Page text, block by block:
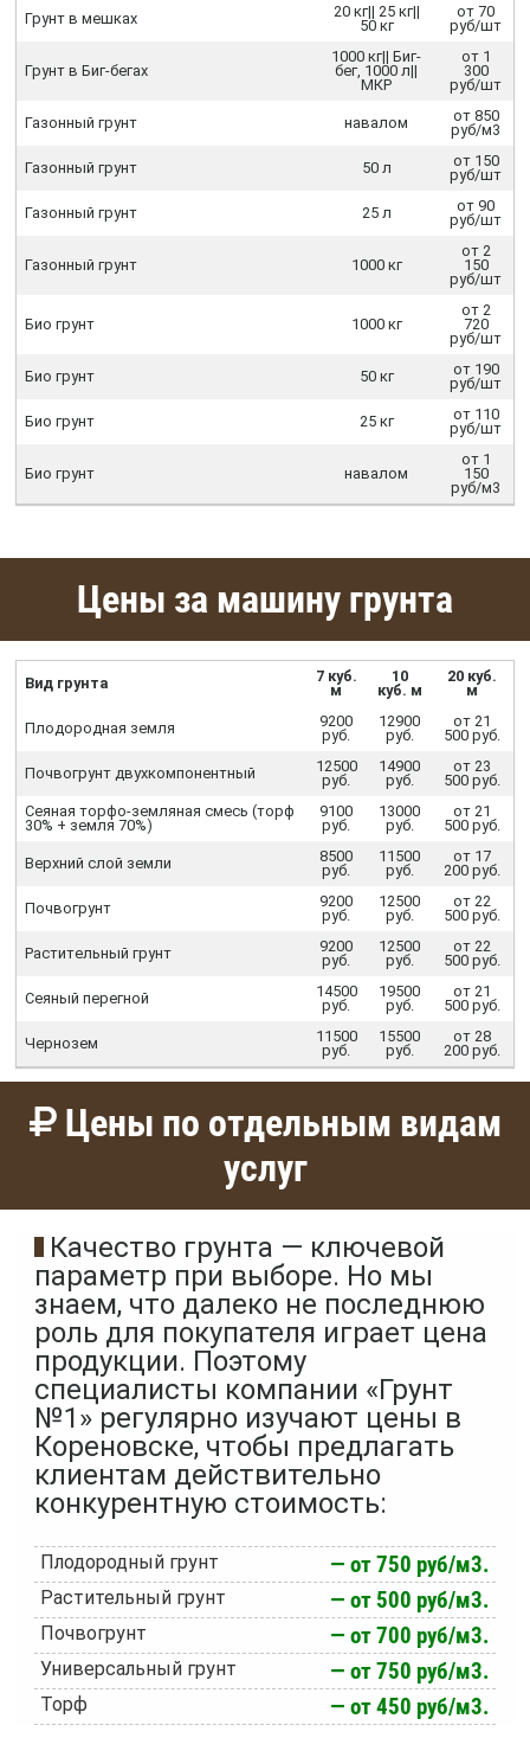
Грунт в мешках
20 кг|| 25 кг||
50 кг
от 70
руб/шт
Грунт в Биг-бегах
1000 кг|| Биг-
бег, 1000 л||
МКР
от 1
300
руб/шт
Газонный грунт навалом
от 850
руб/м3
Газонный грунт 50 л
от 150
руб/шт
Газонный грунт 25 л
от 90
руб/шт
Газонный грунт 1000 кг
от 2
150
руб/шт
Био грунт 1000 кг
от 2
720
руб/шт
Био грунт 50 кг
от 190
руб/шт
Био грунт 25 кг
от 110
руб/шт
Био грунт навалом
от 1
150
руб/м3
Цены за машину грунта
Вид грунта
7 куб.
м
10
куб. м
20 куб.
м
Плодородная земля
9200
руб.
12900
руб.
от 21
500 руб.
Почвогрунт двухкомпонентный
12500
руб.
14900
руб.
от 23
500 руб.
Сеяная торфо-земляная смесь (торф
30% + земля 70%)
9100
руб.
13000
руб.
от 21
500 руб.
Верхний слой земли
8500
руб.
11500
руб.
от 17
200 руб.
Почвогрунт
9200
руб.
12500
руб.
от 22
500 руб.
Растительный грунт
9200
руб.
12500
руб.
от 22
500 руб.
Сеяный перегной
14500
руб.
19500
руб.
от 21
500 руб.
Чернозем
11500
руб.
15500
руб.
от 28
200 руб.
Цены по отдельным видам
услуг
Качество грунта — ключевой
параметр при выборе. Но мы
знаем, что далеко не последнюю
роль для покупателя играет цена
продукции. Поэтому
специалисты компании «Грунт
№1» регулярно изучают цены в
Кореновске, чтобы предлагать
клиентам действительно
конкурентную стоимость:
Плодородный грунт — от 750 руб/м3.
Растительный грунт — от 500 руб/м3.
Почвогрунт — от 700 руб/м3.
Универсальный грунт — от 750 руб/м3.
Торф — от 450 руб/м3.